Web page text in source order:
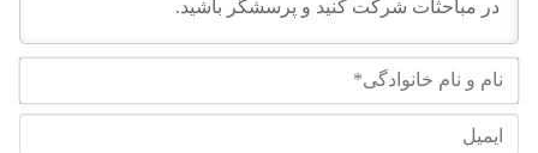
نام